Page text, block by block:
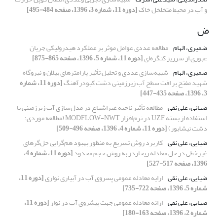
و آب در محیط متخلخل خاک[دوره 11، شماره 3، 1396، صفحه 484-495]
ض
ضمیری، الهام مطالعه عددی عوامل موثر بر عملکرد هیدرولیکی جریان
عبوری از سرریز کنگره‌ای[دوره 11، شماره 5، 1396، صفحه 865-875]
ضمیری، الهام شبیه‌سازی عددی و تحلیل تأثیر پارامترهای بیلان و نیروگاه
شهید مفتح بر افت سطح آب زیرزمینی دشت کبودرآهنگ [دوره 11، شماره
3، 1396، صفحه 435-447]
ضیائی، علی نقی مطالعه تأثیر ناحیه غیراشباع در مدل‌سازی آب زیرزمینی با
استفاده از بسته UZF در نرم‌افزار MODFLOW-NWT (مطالعه موردی:
دشت نیشابور)[دوره 11، شماره 4، 1396، صفحه 496-509]
ضیایی، علی نقی کاربرد روش تسریع به منظور بهبود هم‌گرایی حل‌گرهای
غیرخطی در حل معادله ریچاردز به روش حجم محدود [دوره 11، شماره 4،
1396، صفحه 517-527]
ضیایی، علی نقی ارایه معادله عمومی پسروی آب در آبیاری نواری [دوره 11،
شماره 5، 1396، صفحه 722-735]
ضیایی، علی نقی ارائه معادله عمومی جهت پیشروی آب در نوار [دوره 11،
شماره 2، 1396، صفحه 163-180]